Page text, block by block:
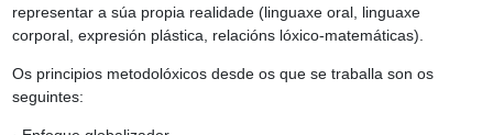
representar a súa propia realidade (linguaxe oral, linguaxe
corporal, expresión plástica, relacións lóxico-matemáticas).
Os principios metodolóxicos desde os que se traballa son os
seguintes: